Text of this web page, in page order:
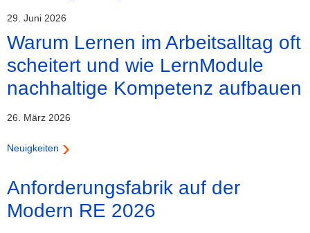
29. Juni 2026
Warum Lernen im Arbeitsalltag oft
scheitert und wie LernModule
nachhaltige Kompetenz aufbauen
26. März 2026
Neuigkeiten
Anforderungsfabrik auf der
Modern RE 2026